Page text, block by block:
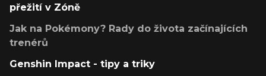
přežití v Zóně
Jak na Pokémony? Rady do života začínajících
trenérů
Genshin Impact - tipy a triky